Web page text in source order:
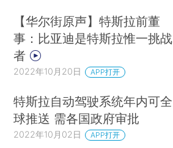
【华尔街原声】特斯拉前董
事：比亚迪是特斯拉惟一挑战
者
2022年10月20日 APP打开
特斯拉自动驾驶系统年内可全
球推送 需各国政府审批
2022年10月02日 APP打开